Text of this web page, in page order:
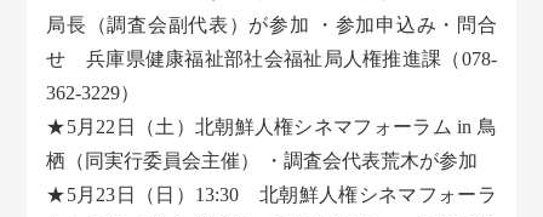
局長（調査会副代表）が参加 ・参加申込み・問合
せ 兵庫県健康福祉部社会福祉局人権推進課（078-
362-3229）
★5月22日（土）北朝鮮人権シネマフォーラム in 鳥
栖（同実行委員会主催） ・調査会代表荒木が参加
★5月23日（日）13:30 北朝鮮人権シネマフォーラ